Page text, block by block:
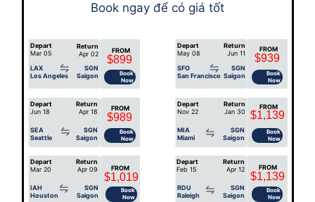
Depart
Mar 05
Return
Apr 02
FROM
$899
LAX
Los Angeles
SGN
Saigon
Book
Now
Depart
May 08
Return
Jun 11
FROM
$939
SFO
San Francisco
SGN
Saigon
Book
Now
Depart
Jun 18
Return
Apr 18
FROM
SEA
Seattle
SGN
Saigon
$989
Book
Now
Depart
Mar 20
Return
Apr 09
FROM
$1,019
IAH
Houston
SGN
Saigon
Book
Now
Depart
Nov 22
Return
Jan 30
$1,139
FROM
MIA
Miami
SGN
Saigon
Book
Now
Depart
Feb 15
Return
Apr 12
FROM
$1,139
RDU
Raleigh
SGN
Saigon
Book
Now
Book ngay để có giá tốt